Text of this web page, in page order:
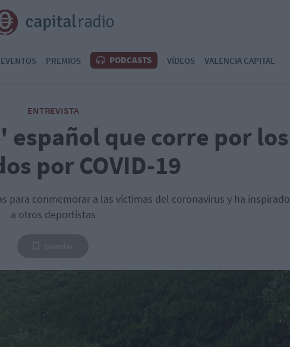
EVENTOS PREMIOS PODCASTS VÍDEOS VALENCIA CAPITAL
ENTREVISTA
español que corre por los
por COVID-19
para conmemorar a las víctimas del coronavirus y ha inspirado
a otros deportistas